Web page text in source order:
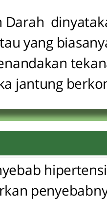
Darah
yang
jantung